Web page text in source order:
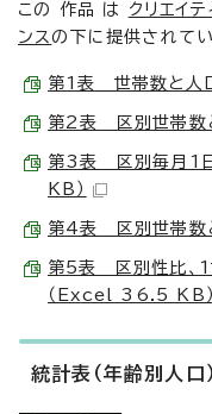
この 作品 は クリエイ
ンスの下に提供されてい
第1表 世帯数と人
第2表 区別世帯数
第3表 区別毎月1
KB）
第4表 区別世帯数
第5表 区別性比、1
（Excel 36.5 KB）
統計表（年齢別人口）